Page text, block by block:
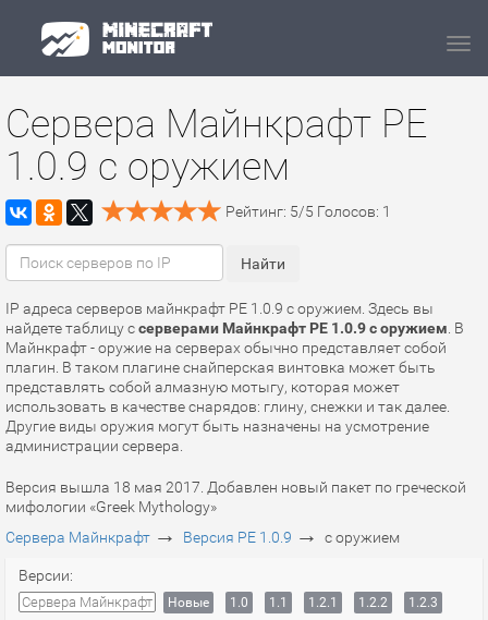
Сервера Майнкрафт PE
1.0.9 с оружием
Рейтинг: 5/5 Голосов: 1
IP адреса серверов майнкрафт PE 1.0.9 с оружием. Здесь вы
найдете таблицу ссерверами Майнкрафт PE 1.0.9 с оружием . В
Майнкрафт - оружие на серверах обычно представляет собой
плагин. В таком плагине снайперская винтовка может быть
представлять собой алмазную мотыгу, которая может
использовать в качестве снарядов: глину, снежки и так далее.
Другие виды оружия могут быть назначены на усмотрение
администрации сервера.
Версия вышла 18 мая 2017. Добавлен новый пакет по греческой
мифологии «Greek Mythology»
Сервера Майнкрафт → Версия PE 1.0.9 → с оружием
Версии:
Сервера Майнкрафт Новые 1.0 1.1 1.2.1 1.2.2
1.2.3